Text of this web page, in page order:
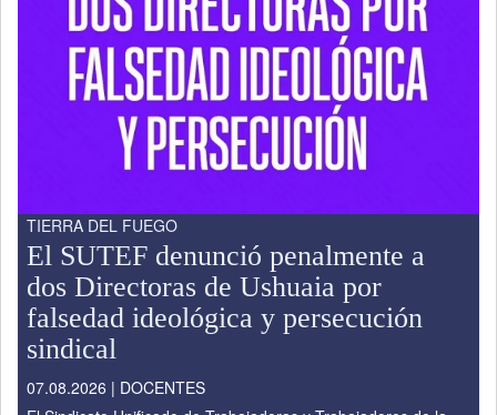
TIERRA DEL FUEGO
El SUTEF denunció penalmente a
dos Directoras de Ushuaia por
falsedad ideológica y persecución
sindical
07.08.2026 | DOCENTES